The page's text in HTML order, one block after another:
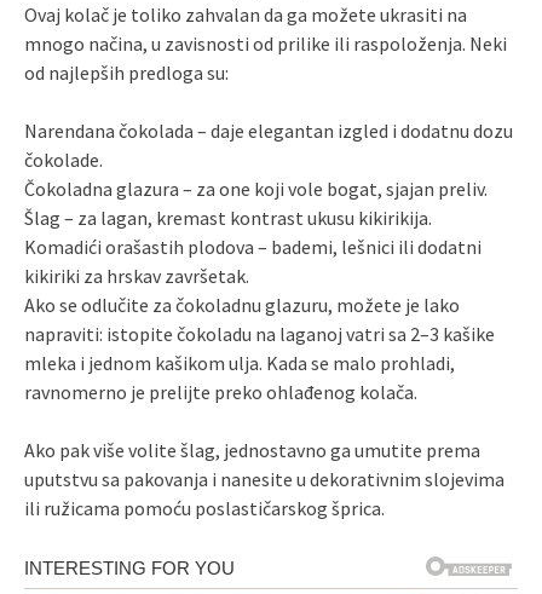
Ovaj kolač je toliko zahvalan da ga možete ukrasiti na
mnogo načina, u zavisnosti od prilike ili raspoloženja. Neki
od najlepših predloga su:
Narendana čokolada – daje elegantan izgled i dodatnu dozu
čokolade.
Čokoladna glazura – za one koji vole bogat, sjajan preliv.
Šlag – za lagan, kremast kontrast ukusu kikirikija.
Komadići orašastih plodova – bademi, lešnici ili dodatni
kikiriki za hrskav završetak.
Ako se odlučite za čokoladnu glazuru, možete je lako
napraviti: istopite čokoladu na laganoj vatri sa 2–3 kašike
mleka i jednom kašikom ulja. Kada se malo prohladi,
ravnomerno je prelijte preko ohlađenog kolača.
Ako pak više volite šlag, jednostavno ga umutite prema
uputstvu sa pakovanja i nanesite u dekorativnim slojevima
ili ružicama pomoću poslastičarskog šprica.